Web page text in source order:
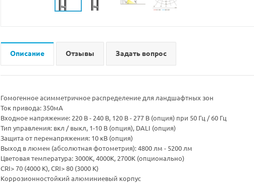
Описание Отзывы Задать вопрос
Гомогенное асимметричное распределение для ландшафтных зон
Ток привода: 350мА
Входное напряжение: 220 В - 240 В, 120 В - 277 В (опция) при 50 Гц / 60 Гц
Тип управления: вкл / выкл, 1-10 В (опция), DALI (опция)
Защита от перенапряжения: 10 кВ (опция)
Выход в люмен (абсолютная фотометрия): 4800 лм - 5200 лм
Цветовая температура: 3000К, 4000К, 2700К (опционально)
CRI> 70 (4000 К), CRI> 80 (3000 К)
Коррозионностойкий алюминиевый корпус